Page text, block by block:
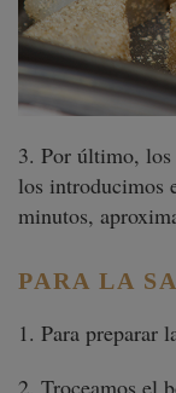
3. Por último, los
los introducimos
minutos,
PARA LA
1. Para preparar